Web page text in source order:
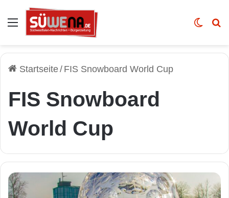
Auswahl Skin
Startseite/ FIS Snowboard World Cup
FIS Snowboard
World Cup